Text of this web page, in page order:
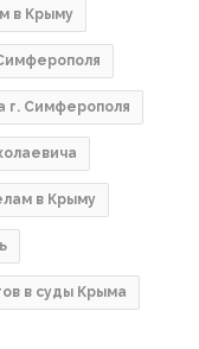
в Крыму
г. Симферополя
в Крыму
в суды Крыма